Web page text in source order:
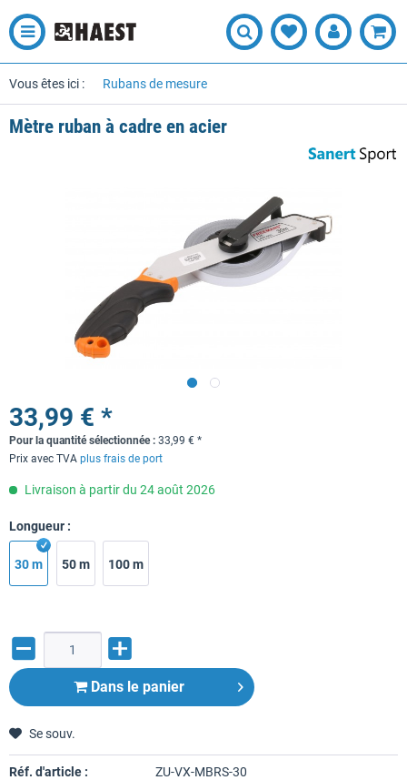
Vous êtes ici : Rubans de mesure
Mètre ruban à cadre en acier
33,99 € *
Pour la quantité sélectionnée : 33,99 € *
Prix avec TVA plus frais de port
Livraison à partir du 24 août 2026
Longueur :
30 m 50 m 100 m
Dans le panier
Se souv.
Réf. d'article :
ZU-VX-MBRS-30